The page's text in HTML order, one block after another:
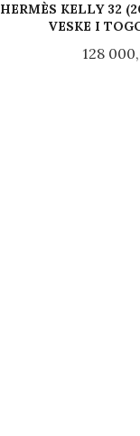
HERMÈS KELLY 32
VESKE I
Pris
128